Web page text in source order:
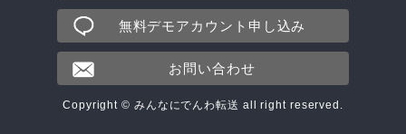
無料デモアカウント申し込み
お問い合わせ
Copyright © みんなにでんわ転送 all right reserved.